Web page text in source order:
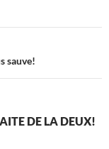
sauve!
DE LA DEUX!